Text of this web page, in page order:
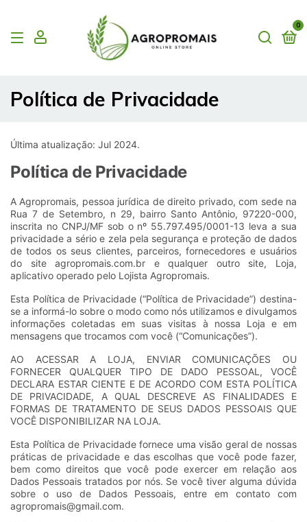
0
Política de Privacidade
Última atualização: Jul 2024.
Política de Privacidade
A Agropromais, pessoa jurídica de direito privado, com sede na
Rua 7 de Setembro, n 29, bairro Santo Antônio, 97220-000,
inscrita no CNPJ/MF sob o nº 55.797.495/0001-13 leva a sua
privacidade a sério e zela pela segurança e proteção de dados
de todos os seus clientes, parceiros, fornecedores e usuários
do site agropromais.com.br e qualquer outro site, Loja,
aplicativo operado pelo Lojista Agropromais.
Esta Política de Privacidade (“Política de Privacidade”) destina-
se a informá-lo sobre o modo como nós utilizamos e divulgamos
informações coletadas em suas visitas à nossa Loja e em
mensagens que trocamos com você (“Comunicações”).
AO ACESSAR A LOJA, ENVIAR COMUNICAÇÕES OU
FORNECER QUALQUER TIPO DE DADO PESSOAL, VOCÊ
DECLARA ESTAR CIENTE E DE ACORDO COM ESTA POLÍTICA
DE PRIVACIDADE, A QUAL DESCREVE AS FINALIDADES E
FORMAS DE TRATAMENTO DE SEUS DADOS PESSOAIS QUE
VOCÊ DISPONIBILIZAR NA LOJA.
Esta Política de Privacidade fornece uma visão geral de nossas
práticas de privacidade e das escolhas que você pode fazer,
bem como direitos que você pode exercer em relação aos
Dados Pessoais tratados por nós. Se você tiver alguma dúvida
sobre o uso de Dados Pessoais, entre em contato com
agropromais@gmail.com.